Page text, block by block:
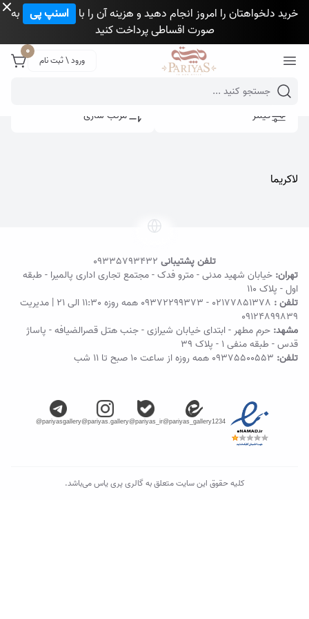
خرید دلخواهتان را امروز انجام دهید و هزینه آن را با اسنپ پی به
صورت اقساطی پرداخت کنید
ورود \ ثبت نام
0
Mobile header search
فیلتر مرتب سازی
لاکریما
تلفن پشتیبانی 09335793432
تهران: خیابان شهید مدنی - مترو فدک - مجتمع تجاری اداری پالمیرا - طبقه
اول - پلاک ۱۱۰
تلفن : 02177851378
-
09372299373 همه روزه 11:30 الی 21 | مدیریت
09124899839
مشهد: حرم مطهر - ابتدای خیابان شیرازی - جنب هتل قصرالضیافه - پاساژ
قدس - طبقه منفی ۱ - پلاک 39
تلفن: 09375500553 همه روزه از ساعت ۱۰ صبح تا ۱۱ شب
@pariyas_gallery1234
@pariyas_ir
@pariyas.gallery
@pariyasgallery
کلیه حقوق این سایت متعلق به گالری پری یاس می‌باشد.